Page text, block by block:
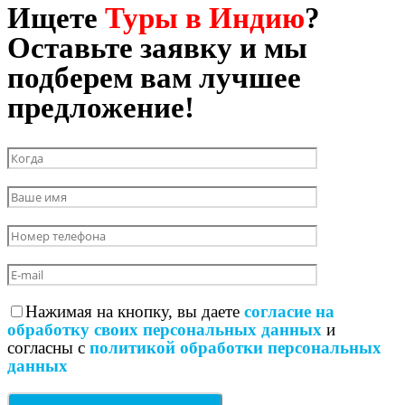
Ищете Туры в Индию?
Оставьте заявку и мы
подберем вам лучшее
предложение!
Нажимая на кнопку, вы даете согласие на
обработку своих персональных данных и
согласны с политикой обработки персональных
данных